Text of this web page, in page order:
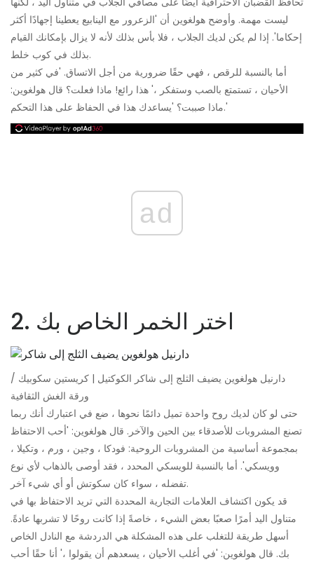
ليست مهمة. وأوضح هولغوين أن 'الزعرور مع الينابيع يعطينا إجهادًا أكثر
إحكاما'. إذا لم يكن لديك الجلاب ، فلا بأس بذلك لأنه لا يزال بإمكانك القيام
بذلك في كوب خلط.
أما بالنسبة للرقص ، فهي حقًا ضرورية من أجل الاتساق. 'في كثير من
الأحيان ، تستمتع بالصب وستفكر ،' هذا رائع! ماذا فعلت؟ قال هولغوين:
ماذا صببت؟ 'يساعدك هذا في الحفاظ على هذا التحكم.'
ad
2. اختر الخمر الخاص بك
دارنيل هولغوين يضيف الثلج إلى شاكر الكوكتيل | كريستين سكوبيك /
ورقة الغش الثقافية
حتى لو كان لديك روح واحدة تميل دائمًا نحوها ، ضع في اعتبارك أنك ربما
تصنع المشروبات للأصدقاء بين الحين والآخر. قال هولغوين: 'أحب الاحتفاظ
بمجموعة أساسية من المشروبات الروحية: فودكا ، وجين ، ورم ، وتكيلا ،
وويسكي'. أما بالنسبة للويسكي المحدد ، فقد أوصى بالذهاب لأي نوع
تفضله ، سواء كان سكوتش أو أي شيء آخر.
قد يكون اكتشاف العلامات التجارية المحددة التي تريد الاحتفاظ بها في
متناول اليد أمرًا صعبًا بعض الشيء ، خاصةً إذا كانت روحًا لا تشربها عادةً.
أسهل طريقة للتغلب على هذه المشكلة هي الدردشة مع النادل الخاص
بك. قال هولغوين: 'في أغلب الأحيان ، يسعدهم أن يقولوا ،' أنا حقًا أحب